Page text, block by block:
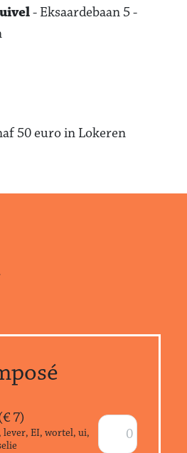
- Eksaardebaan 5 -
50 euro in Lokeren
7)
lever, EI, wortel, ui,